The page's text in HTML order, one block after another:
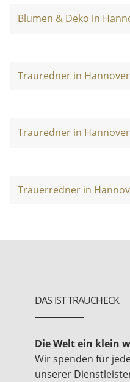
Blumen & Deko in
Trauredner in Hannover
Trauredner in Hannover
Trauerredner in
DAS IST TRAUCHECK
Die Welt ein klein
Wir spenden für
unserer